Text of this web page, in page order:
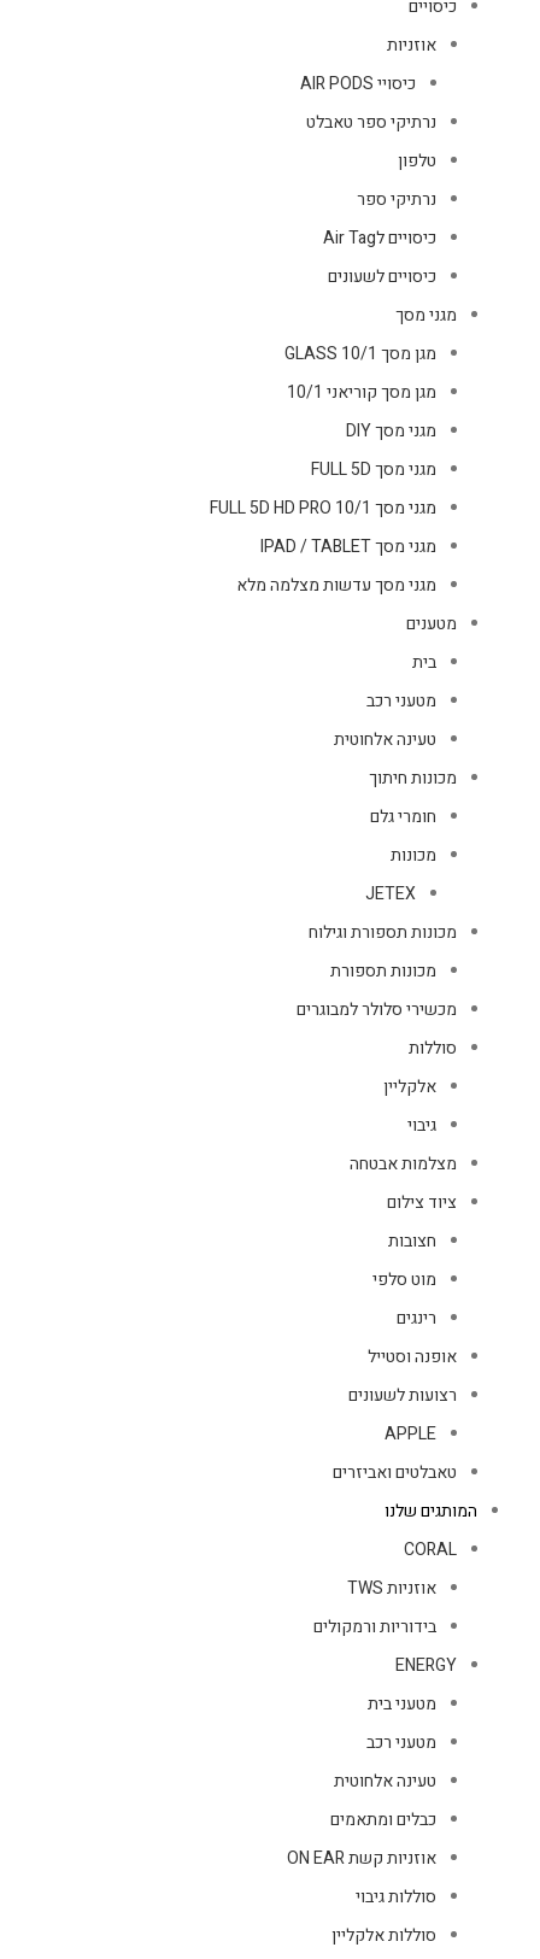
כיסויים
אוזניות
כיסויי AIR PODS
נרתיקי ספר טאבלט
טלפון
נרתיקי ספר
כיסויים לAir Tag
כיסויים לשעונים
מגני מסך
מגן מסך GLASS 10/1
מגן מסך קוריאני 10/1
מגני מסך DIY
מגני מסך FULL 5D
מגני מסך FULL 5D HD PRO 10/1
מגני מסך IPAD / TABLET
מגני מסך עדשות מצלמה מלא
מטענים
בית
מטעני רכב
טעינה אלחוטית
מכונות חיתוך
חומרי גלם
מכונות
JETEX
מכונות תספורת וגילוח
מכונות תספורת
מכשירי סלולר למבוגרים
סוללות
אלקליין
גיבוי
מצלמות אבטחה
ציוד צילום
חצובות
מוט סלפי
רינגים
אופנה וסטייל
רצועות לשעונים
APPLE
טאבלטים ואביזרים
המותגים שלנו
CORAL
אוזניות TWS
בידוריות ורמקולים
ENERGY
מטעני בית
מטעני רכב
טעינה אלחוטית
כבלים ומתאמים
אוזניות קשת ON EAR
סוללות גיבוי
סוללות אלקליין